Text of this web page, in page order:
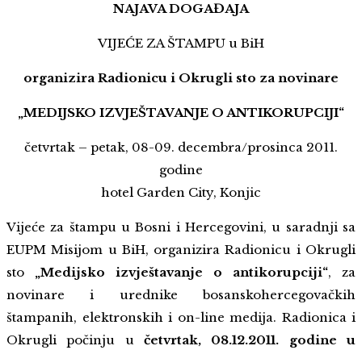
NAJAVA DOGAĐAJA
VIJEĆE ZA ŠTAMPU u BiH
organizira Radionicu i Okrugli sto za novinare
„MEDIJSKO IZVJEŠTAVANJE O ANTIKORUPCIJI“
četvrtak – petak, 08-09. decembra/prosinca 2011.
godine
hotel Garden City, Konjic
Vijeće za štampu u Bosni i Hercegovini, u saradnji sa
EUPM Misijom u BiH, organizira Radionicu i Okrugli
sto „Medijsko izvještavanje o antikorupciji“, za
novinare i urednike bosanskohercegovačkih
štampanih, elektronskih i on-line medija. Radionica i
Okrugli počinju u četvrtak, 08.12.2011. godine u